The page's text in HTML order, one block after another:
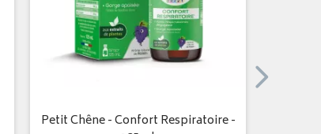
Petit Chêne - Confort Respiratoire -